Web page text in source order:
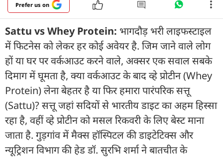
Prefer us on
Sattu vs Whey Protein: भागदौड़ भरी लाइफस्टाइल
में फिटनेस को लेकर हर कोई अवेयर है. जिम जाने वाले लोग
हों या घर पर वर्कआउट करने वाले, अक्सर एक सवाल सबके
दिमाग में घूमता है, क्या वर्कआउट के बाद व्हे प्रोटीन (Whey
Protein) लेना बेहतर है या फिर हमारा पारंपरिक सत्तू
(Sattu)? सत्तू जहां सदियों से भारतीय डाइट का अहम हिस्सा
रहा है, वहीं व्हे प्रोटीन को मसल रिकवरी के लिए बेस्ट माना
जाता है. गुड़गांव में मैक्स हॉस्पिटल की डाइटेटिक्स और
न्यूट्रिशन विभाग की हेड डॉ. सुरभि शर्मा ने बातचीत के